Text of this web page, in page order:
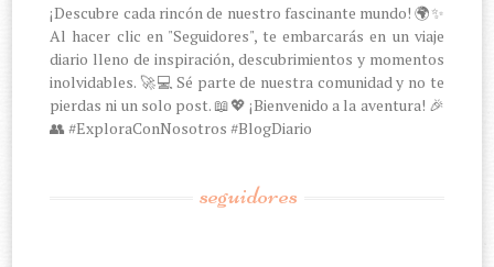
¡Descubre cada rincón de nuestro fascinante mundo! 🌍✨
Al hacer clic en "Seguidores", te embarcarás en un viaje
diario lleno de inspiración, descubrimientos y momentos
inolvidables. 🚀💻 Sé parte de nuestra comunidad y no te
pierdas ni un solo post. 📖💖 ¡Bienvenido a la aventura! 🎉
👥 #ExploraConNosotros #BlogDiario
seguidores